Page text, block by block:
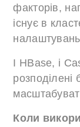
факторів,
існує в
налаштувань
І HBase, і
Коли